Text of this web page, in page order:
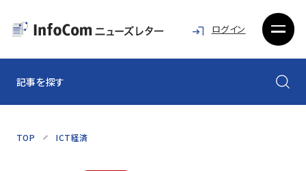
ログイン
記事を探す
TOP ICT経済